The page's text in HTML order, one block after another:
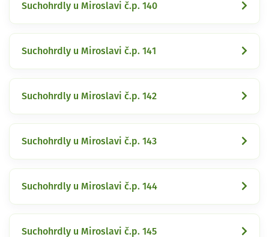
Suchohrdly u Miroslavi č.p. 140
Suchohrdly u Miroslavi č.p. 141
Suchohrdly u Miroslavi č.p. 142
Suchohrdly u Miroslavi č.p. 143
Suchohrdly u Miroslavi č.p. 144
Suchohrdly u Miroslavi č.p. 145